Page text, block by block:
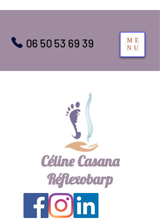
ME
NU
06 50 53 69 39
Céline Casana
Réflexobarp